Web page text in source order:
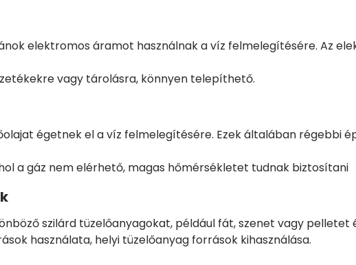
elektromos áramot használnak a víz felmelegítésére. Az
vagy tárolásra, könnyen telepíthető.
égetnek el a víz felmelegítésére. Ezek általában régebbi
a gáz nem elérhető, magas hőmérsékletet tudnak biztosítani
szilárd tüzelőanyagokat, például fát, szenet vagy
használata, helyi tüzelőanyag források kihasználása.